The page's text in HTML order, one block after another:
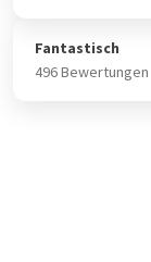
Fantastisch
496 Bewertungen